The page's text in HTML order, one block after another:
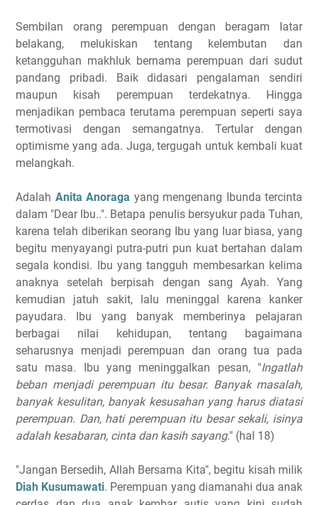
Sembilan orang perempuan dengan beragam latar
belakang, melukiskan tentang kelembutan dan
ketangguhan makhluk bernama perempuan dari sudut
pandang pribadi. Baik didasari pengalaman sendiri
maupun kisah perempuan terdekatnya. Hingga
menjadikan pembaca terutama perempuan seperti saya
termotivasi dengan semangatnya. Tertular dengan
optimisme yang ada. Juga, tergugah untuk kembali kuat
melangkah.
Adalah Anita Anoraga yang mengenang Ibunda tercinta
dalam "Dear Ibu..". Betapa penulis bersyukur pada Tuhan,
karena telah diberikan seorang Ibu yang luar biasa, yang
begitu menyayangi putra-putri pun kuat bertahan dalam
segala kondisi. Ibu yang tangguh membesarkan kelima
anaknya setelah berpisah dengan sang Ayah. Yang
kemudian jatuh sakit, lalu meninggal karena kanker
payudara. Ibu yang banyak memberinya pelajaran
berbagai nilai kehidupan, tentang bagaimana
seharusnya menjadi perempuan dan orang tua pada
satu masa. Ibu yang meninggalkan pesan, "Ingatlah
beban menjadi perempuan itu besar. Banyak masalah,
banyak kesulitan, banyak kesusahan yang harus diatasi
perempuan. Dan, hati perempuan itu besar sekali, isinya
adalah kesabaran, cinta dan kasih sayang." (hal 18)
"Jangan Bersedih, Allah Bersama Kita", begitu kisah milik
Diah Kusumawati. Perempuan yang diamanahi dua anak